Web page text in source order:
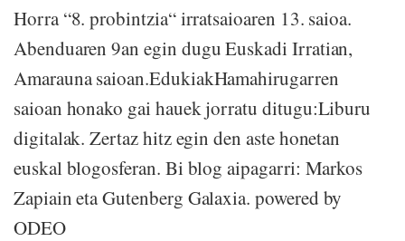
Horra “8. probintzia“ irratsaioaren 13. saioa.
Abenduaren 9an egin dugu Euskadi Irratian,
Amarauna saioan.EdukiakHamahirugarren
saioan honako gai hauek jorratu ditugu:Liburu
digitalak. Zertaz hitz egin den aste honetan
euskal blogosferan. Bi blog aipagarri: Markos
Zapiain eta Gutenberg Galaxia. powered by
ODEO